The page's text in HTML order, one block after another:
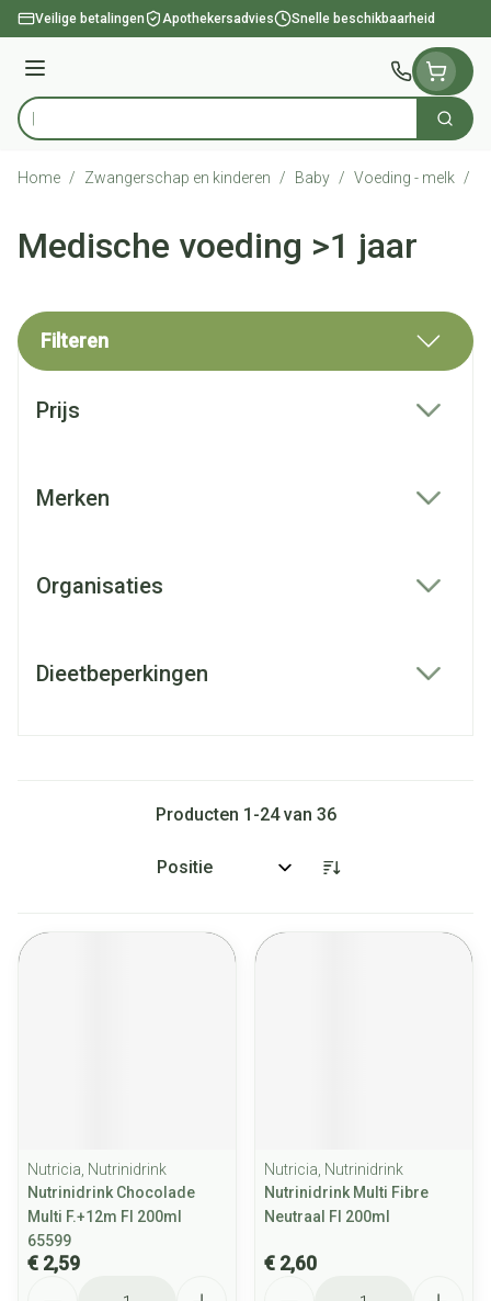
Ga naar de inhoud
Veilige betalingen Apothekersadvies Snelle beschikbaarheid
Menu
Product, merk, categorie... Zoek
Home / Zwangerschap en kinderen / Baby / Voeding - melk /
Medische voeding >1 jaar
Filteren
Prijs
Merken
Organisaties
Dieetbeperkingen
Producten 1 -24van 36
Sorteer op:
Nutricia, Nutrinidrink
Nutrinidrink Chocolade
Multi F.+12m Fl 200ml
65599
€ 2,59
Nutricia, Nutrinidrink
Nutrinidrink Multi Fibre
Neutraal Fl 200ml
€ 2,60